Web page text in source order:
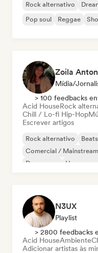
Rock alternativo
Pop soul
Reggae
Zoila
Mídia/
> 100 feedbacks
Acid HouseRock
Chill / Lo-fi Hip-Hop
Escrever artigos
Rock alternativo
Comercial / Mainstream
Dream pop
House
N3UX
Playlist
> 2800 feedbacks
Acid HouseAmbiente
Adicionar artistas às